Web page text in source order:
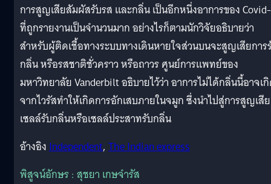
การสูญเสียสัมผัสรับรส และกลิ่น เป็นอีกหนึ่งอาการของ
ที่ถูกรายงานเป็นจำนวนมาก อย่างไรก็ตามนักวิจัยอธิบายว่า
สำหรับผู้ติดเชื้อทางระบบทางเดินหายใจส่วนบนจะสูญเสียการ
กลิ่น หรือรสชาติชั่วคราว หรือถาวร ศูนย์การแพทย์ของ
มหาวิทยาลัย Vanderbilt อธิบายไว้ว่า อาการไม่ได้กลิ่นนี้อาจเ
จากไวรัสทำให้เกิดการอักเสบภายในจมูก ซึ่งนำไปสู่การสูญเสีย
เซลล์รับกลิ่นหรือเซลล์ประสาทรับกลิ่น
อ้างอิงIndependent, The Indian express
พิสูจน์อักษร : สุชยา เกษจำรัส